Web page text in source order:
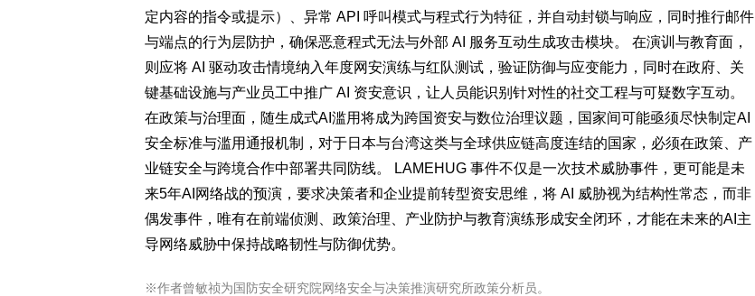
定内容的指令或提示）、异常 API 呼叫模式与程式行为特征，并自动封锁与响应，同时推行邮件
与端点的行为层防护，确保恶意程式无法与外部 AI 服务互动生成攻击模块。 在演训与教育面，
则应将 AI 驱动攻击情境纳入年度网安演练与红队测试，验证防御与应变能力，同时在政府、关
键基础设施与产业员工中推广 AI 资安意识，让人员能识别针对性的社交工程与可疑数字互动。
在政策与治理面，随生成式AI滥用将成为跨国资安与数位治理议题，国家间可能亟须尽快制定AI
安全标准与滥用通报机制，对于日本与台湾这类与全球供应链高度连结的国家，必须在政策、产
业链安全与跨境合作中部署共同防线。 LAMEHUG 事件不仅是一次技术威胁事件，更可能是未
来5年AI网络战的预演，要求决策者和企业提前转型资安思维，将 AI 威胁视为结构性常态，而非
偶发事件，唯有在前端侦测、政策治理、产业防护与教育演练形成安全闭环，才能在未来的AI主
导网络威胁中保持战略韧性与防御优势。
※作者曾敏祯为国防安全研究院网络安全与决策推演研究所政策分析员。